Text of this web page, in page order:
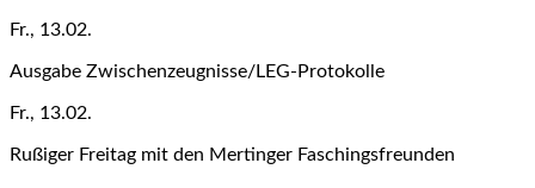
Fr., 13.02.
Ausgabe Zwischenzeugnisse/LEG-Protokolle
Fr., 13.02.
Rußiger Freitag mit den Mertinger Faschingsfreunden